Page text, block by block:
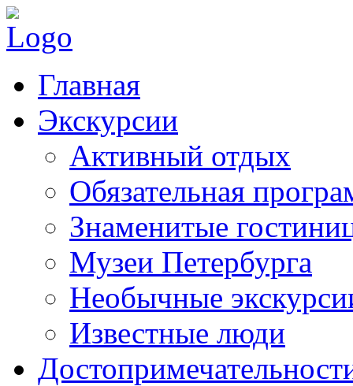
Главная
Экскурсии
Активный отдых
Обязательная
Знаменитые
Музеи Петербурга
Необычные
Известные люди